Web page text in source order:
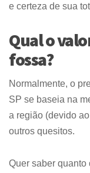
e certeza de sua
Qual o
fossa?
Normalmente, o
SP se baseia na
a região (devido
outros quesitos.
Quer saber quanto